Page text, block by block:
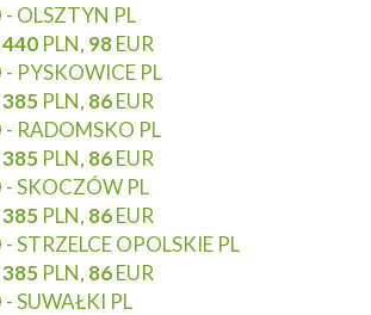
OLSZTYN PL
440 PLN, 98EUR
PYSKOWICE PL
385 PLN, 86EUR
RADOMSKO PL
385 PLN, 86EUR
- SKOCZÓW PL
385 PLN, 86EUR
STRZELCE OPOLSKIE PL
385 PLN, 86EUR
SUWAŁKI PL